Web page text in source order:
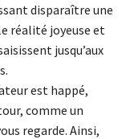
disparaître une
réalité joyeuse et
jusqu’aux
est happé,
comme un
regarde. Ainsi,